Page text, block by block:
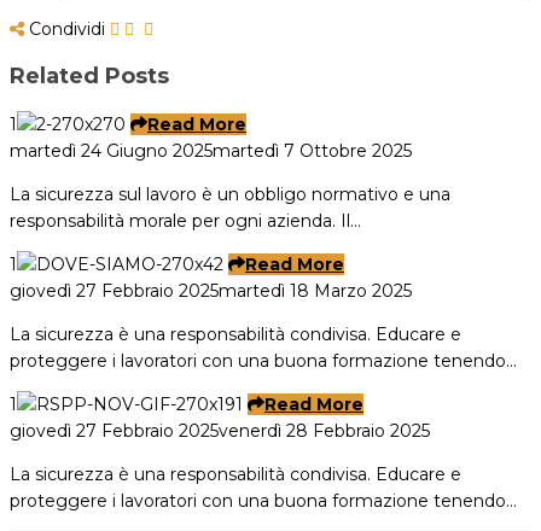
Condividi
Related Posts
1
Read More
martedì 24 Giugno 2025martedì 7 Ottobre 2025
La sicurezza sul lavoro è un obbligo normativo e una
responsabilità morale per ogni azienda. Il…
1
Read More
giovedì 27 Febbraio 2025martedì 18 Marzo 2025
La sicurezza è una responsabilità condivisa. Educare e
proteggere i lavoratori con una buona formazione tenendo…
1
Read More
giovedì 27 Febbraio 2025venerdì 28 Febbraio 2025
La sicurezza è una responsabilità condivisa. Educare e
proteggere i lavoratori con una buona formazione tenendo…